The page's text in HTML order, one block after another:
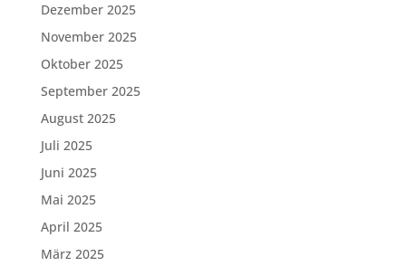
Dezember 2025
November 2025
Oktober 2025
September 2025
August 2025
Juli 2025
Juni 2025
Mai 2025
April 2025
März 2025